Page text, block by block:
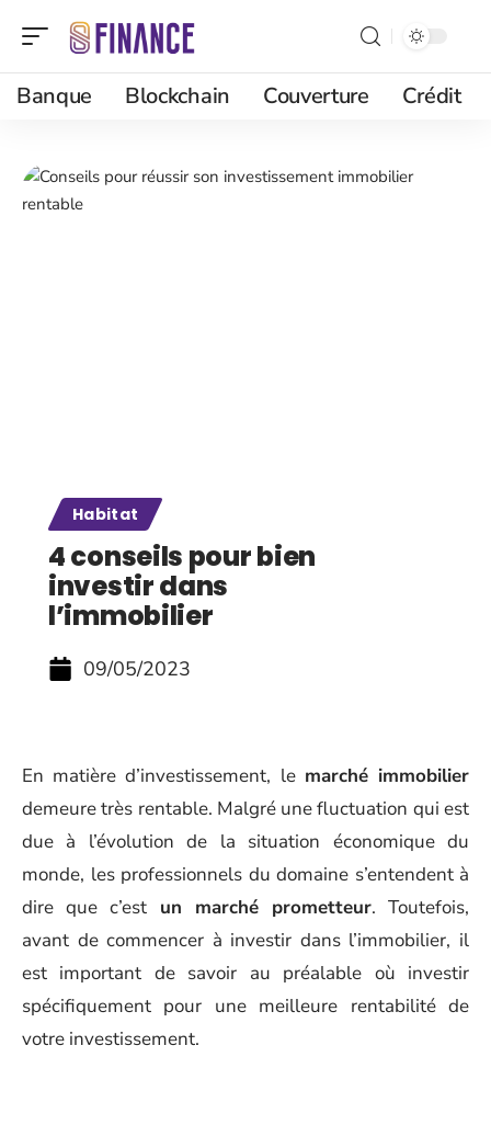
Banque Blockchain Couverture Crédit
Habitat
4 conseils pour bien
investir dans
l’immobilier
09/05/2023
En matière d’investissement, le marché immobilier
demeure très rentable. Malgré une fluctuation qui est
due à l’évolution de la situation économique du
monde, les professionnels du domaine s’entendent à
dire que c’est un marché prometteur. Toutefois,
avant de commencer à investir dans l’immobilier, il
est important de savoir au préalable où investir
spécifiquement pour une meilleure rentabilité de
votre investissement.